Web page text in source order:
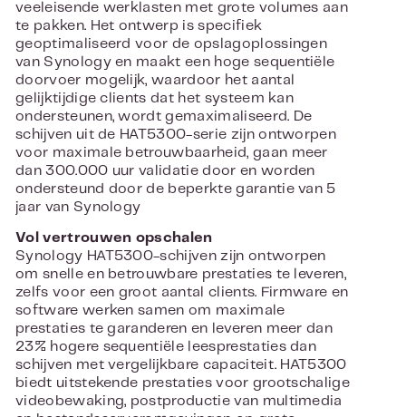
veeleisende werklasten met grote volumes aan
te pakken. Het ontwerp is specifiek
geoptimaliseerd voor de opslagoplossingen
van Synology en maakt een hoge sequentiële
doorvoer mogelijk, waardoor het aantal
gelijktijdige clients dat het systeem kan
ondersteunen, wordt gemaximaliseerd. De
schijven uit de HAT5300-serie zijn ontworpen
voor maximale betrouwbaarheid, gaan meer
dan 300.000 uur validatie door en worden
ondersteund door de beperkte garantie van 5
jaar van Synology
Vol vertrouwen opschalen
Synology HAT5300-schijven zijn ontworpen
om snelle en betrouwbare prestaties te leveren,
zelfs voor een groot aantal clients. Firmware en
software werken samen om maximale
prestaties te garanderen en leveren meer dan
23% hogere sequentiële leesprestaties dan
schijven met vergelijkbare capaciteit. HAT5300
biedt uitstekende prestaties voor grootschalige
videobewaking, postproductie van multimedia